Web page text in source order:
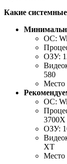
Какие
ОС:
ОЗУ:
580
Место
ОС:
3700X
ОЗУ:
XT
Место